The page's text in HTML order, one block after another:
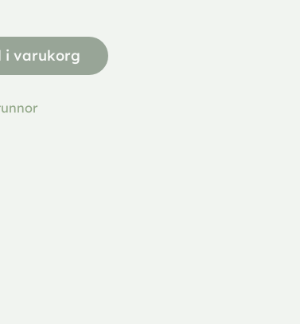
i varukorg